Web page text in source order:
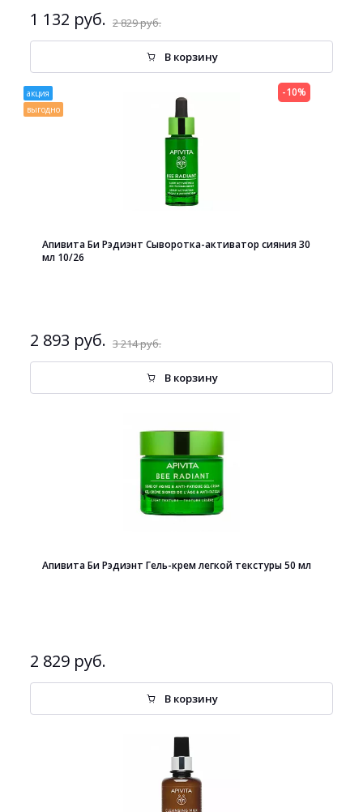
1 132 руб. 2 829 руб.
В корзину
акция
выгодно
Апивита Би Рэдиэнт Сыворотка-активатор сияния 30
мл 10/26
2 893 руб. 3 214 руб.
-10%
В корзину
Апивита Би Рэдиэнт Гель-крем легкой текстуры 50 мл
2 829 руб.
В корзину